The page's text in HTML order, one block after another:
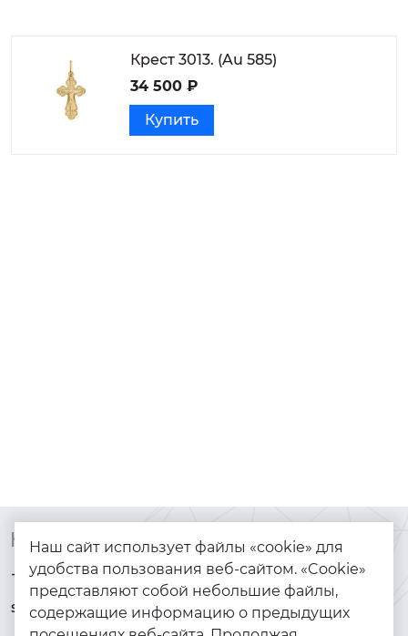
Крест 3013. (Au 585)
34 500 ₽
Купить
Контакты
+7 (925) 144-64-73
serebryanyye.grani@mail.ru
Каталог
Браслеты
Золото
Наш сайт использует файлы «cookie» для
удобства пользования веб-сайтом. «Cookie»
представляют собой небольшие файлы,
содержащие информацию о предыдущих